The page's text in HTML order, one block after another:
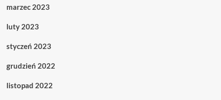
marzec 2023
luty 2023
styczeń 2023
grudzień 2022
listopad 2022